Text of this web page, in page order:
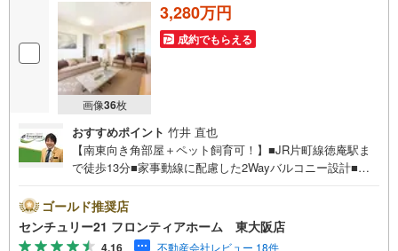
画像36枚
3,280万円
成約でもらえる
おすすめポイント 竹井 直也
【南東向き角部屋＋ペット飼育可！】■JR片町線徳庵駅ま
で徒歩13分■家事動線に配慮した2Wayバルコニー設計■楠
時間ゴミ出しOK！・家事の時短につながる食洗機完備！・
デイリーカナートイズミヤ稲田新町店まで徒歩7分で、毎日
のお買い物にも便利な立地です。 立地・楠根東小学校まで
ゴールド推奨店
センチュリー21 フロンティアホーム 東大阪店
4.16 不動産会社レビュー 18件